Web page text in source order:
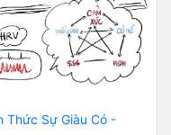
Thức Sự Giàu Có -